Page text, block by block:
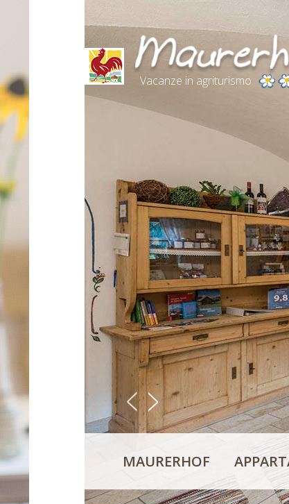
<>
Vacanze in agriturismo
MAURERHOF